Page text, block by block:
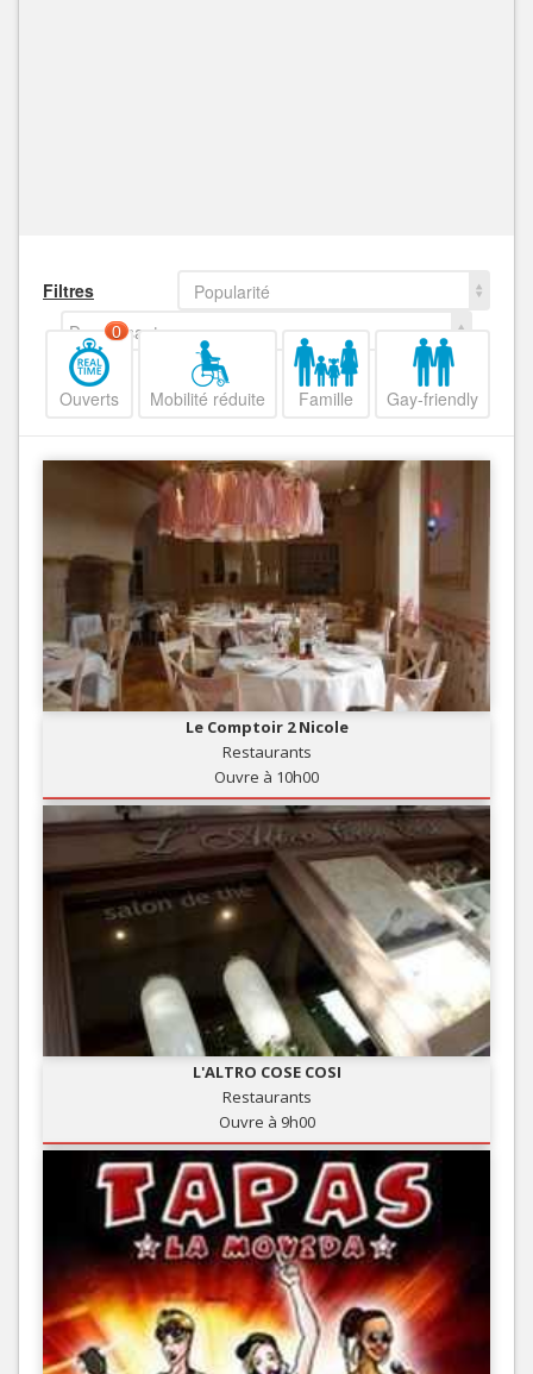
Filtres
Popularité
Decroissant
Ouverts
0
Mobilité réduite Famille Gay-friendly
Le Comptoir 2 Nicole
Restaurants
Ouvre à 10h00
L'ALTRO COSE COSI
Restaurants
Ouvre à 9h00